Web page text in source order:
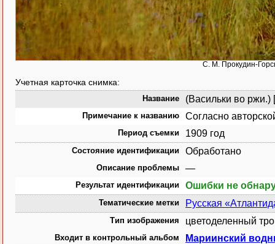
С. М. Прокудин-
Учетная карточка снимка:
Название (Васильки во ржи.)
Примечание к названию Согласно
Период съемки 1909 год
Состояние идентификации Обработано
Описание проблемы —
Результат идентификации Ошибки не
Тематические метки Русская
Тип изображения цветоделенный
Входит в контрольный альбом Мариинский